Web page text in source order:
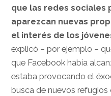
que las redes sociales
aparezcan nuevas
el interés de los
explicó – por ejemplo –
que Facebook había
estaba provocando el
busca de nuevos